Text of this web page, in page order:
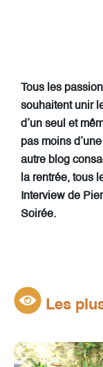
Tous les
souhaitent unir
d’un seul et
pas moins
autre blog
la rentrée, tous
Interview de
Soirée.
Les